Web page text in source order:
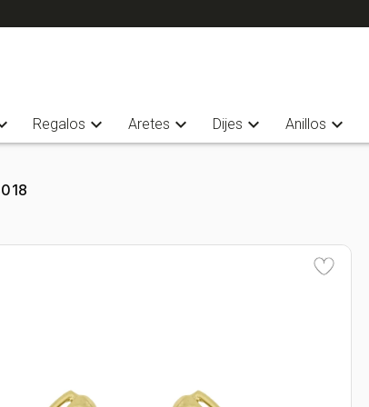
Regalos expand_more Aretes expand_more Dijes expand_more Anillos expand_more